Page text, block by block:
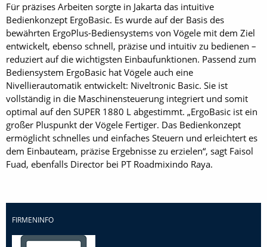
Für präzises Arbeiten sorgte in Jakarta das intuitive
Bedienkonzept ErgoBasic. Es wurde auf der Basis des
bewährten ErgoPlus-Bediensystems von Vögele mit dem Ziel
entwickelt, ebenso schnell, präzise und intuitiv zu bedienen –
reduziert auf die wichtigsten Einbaufunktionen. Passend zum
Bediensystem ErgoBasic hat Vögele auch eine
Nivellierautomatik entwickelt: Niveltronic Basic. Sie ist
vollständig in die Maschinensteuerung integriert und somit
optimal auf den SUPER 1880 L abgestimmt. „ErgoBasic ist ein
großer Pluspunkt der Vögele Fertiger. Das Bedienkonzept
ermöglicht schnelles und einfaches Steuern und erleichtert es
dem Einbauteam, präzise Ergebnisse zu erzielen“, sagt Faisol
Fuad, ebenfalls Director bei PT Roadmixindo Raya.
FIRMENINFO